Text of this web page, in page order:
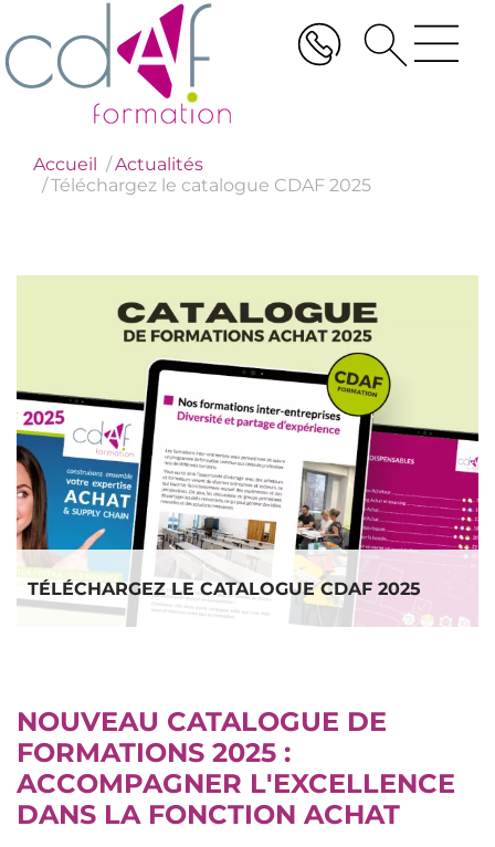
Aller
au
contenu
Accueil
Actualités
Téléchargez le catalogue CDAF 2025
TÉLÉCHARGEZ LE CATALOGUE CDAF 2025
NOUVEAU CATALOGUE DE
FORMATIONS 2025 :
ACCOMPAGNER L'EXCELLENCE
DANS LA FONCTION ACHAT